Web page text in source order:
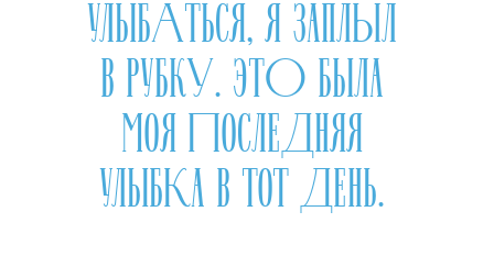
УЛЫБАТЬСЯ, Я ЗАПЛЫЛ
В РУБКУ. ЭТО БЫЛА
МОЯ ПОСЛЕДНЯЯ
УЛЫБКА В ТОТ ДЕНЬ.